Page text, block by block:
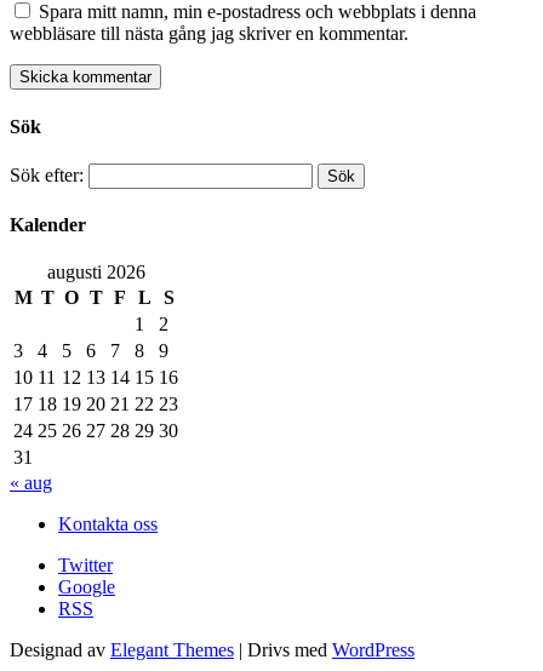
Spara mitt namn, min e-postadress och webbplats i denna
webbläsare till nästa gång jag skriver en kommentar.
Sök
Sök efter:
Kalender
augusti 2026
M T O T F L
S
1
2
3
4 5 6 7 8
9
10 11 12 13 14 15 16
17 18 19 20 21 22 23
24 25 26 27 28 29 30
31
« aug
Kontakta oss
Twitter
Google
RSS
Designad av Elegant Themes | Drivs med WordPress